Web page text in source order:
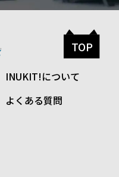
INUKIT!について
よくある質問
TOP